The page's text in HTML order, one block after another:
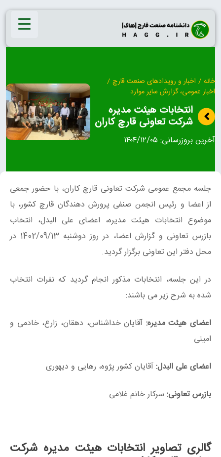
Skip
content
خانه / اخبار و رویدادهای صنعت قارچ /
اخبار عمومی، گزارش سایر موارد
انتخابات هیئت مدیره
شرکت تعاونی قارچ کاران
آخرین بروزرسانی: ۱۴۰۴/۱۲/۰۵
جلسه مجمع عمومی شرکت تعاونی قارچ کاران، با حضور جمعی
از اعضا و رئیس انجمن صنفی پرورش دهندگان قارچ کشور، با
موضوع انتخابات هیئت مدیره، اعضای علی البدل، انتخاب
بازرس تعاونی و گزارش اعضا، در روز دوشنبه 1402/09/13 در
محل دفتر این تعاونی برگزار گردید.
در این جلسه، انتخابات مذکور انجام گردید که نفرات انتخاب
شده به شرح زیر می باشند:
اعضای هیئت مدیره: آقایان خداشناس، دهقان، زارع، خادمی و
امینی
اعضای علی البدل:آقایان کشور پژوه، رهایی و دیهوری
بازرس تعاونی: سرکار خانم غلامی
گالری تصاویر انتخابات هیئت مدیره شرکت